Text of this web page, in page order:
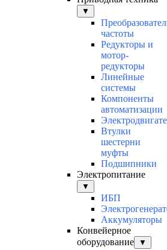
▼
частоты
Редукторы и
мотор-
редукторы
Линейные
системы
Компоненты
автоматизации
Втулки
шестерни
муфты
Подшипники
Электропитание
▼
ИБП
Аккумуляторы
Конвейерное
оборудование
▼